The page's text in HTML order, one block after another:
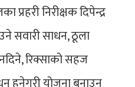
प्रहरी निरीक्षक दिपेन्द्र
सवारी साधन, ठूला
रिक्साको सहज